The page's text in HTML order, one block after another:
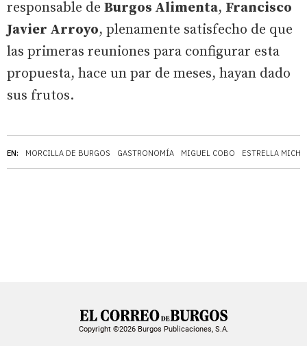
EN: MORCILLA DE BURGOS GASTRONOMÍA MIGUEL COBO ESTRELLA
responsable de Burgos Alimenta, Francisco
Javier Arroyo, plenamente satisfecho de que
las primeras reuniones para configurar esta
propuesta, hace un par de meses, hayan dado
sus frutos.
Copyright ©2026 Burgos Publicaciones, S.A.